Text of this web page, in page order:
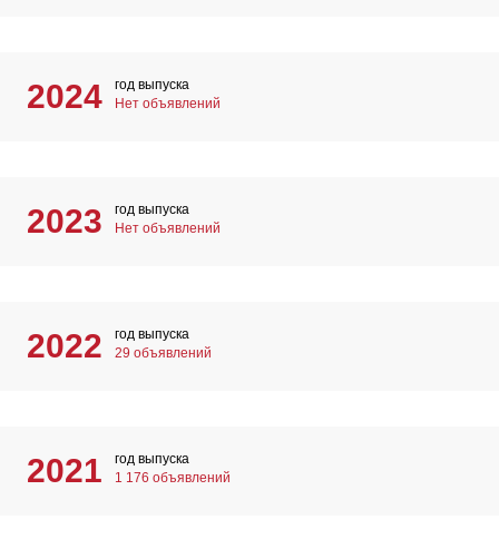
2024
год выпуска
Нет объявлений
2023
год выпуска
Нет объявлений
2022
год выпуска
29 объявлений
2021
год выпуска
1 176 объявлений